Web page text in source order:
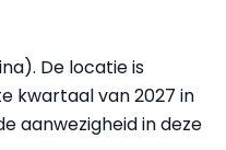
De locatie is
kwartaal van 2027 in
aanwezigheid in deze